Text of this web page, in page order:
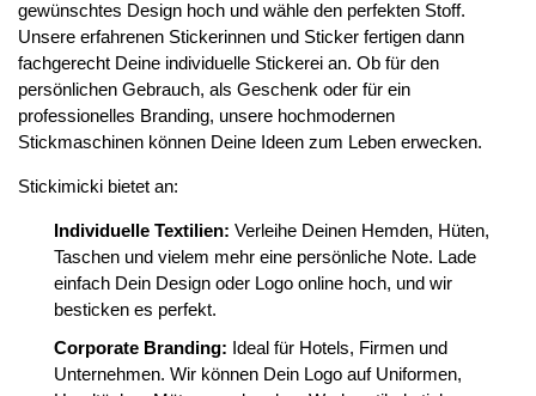
gewünschtes Design hoch und wähle den perfekten Stoff.
Unsere erfahrenen Stickerinnen und Sticker fertigen dann
fachgerecht Deine individuelle Stickerei an. Ob für den
persönlichen Gebrauch, als Geschenk oder für ein
professionelles Branding, unsere hochmodernen
Stickmaschinen können Deine Ideen zum Leben erwecken.
Stickimicki bietet an:
Individuelle Textilien: Verleihe Deinen Hemden, Hüten,
Taschen und vielem mehr eine persönliche Note. Lade
einfach Dein Design oder Logo online hoch, und wir
besticken es perfekt.
Corporate Branding: Ideal für Hotels, Firmen und
Unternehmen. Wir können Dein Logo auf Uniformen,